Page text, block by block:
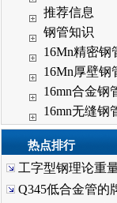
推荐信息
钢管知识
16Mn精密钢
16Mn厚壁钢
16mn合金钢
16mn无缝钢
热点排行
工字型钢理论重
Q345低合金管